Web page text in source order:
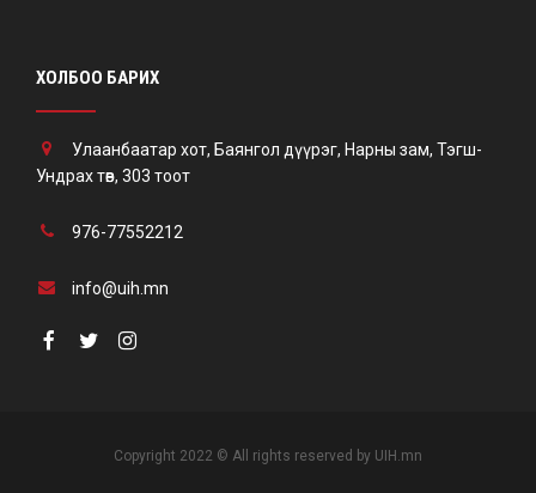
ХОЛБОО БАРИХ
Улаанбаатар хот, Баянгол дүүрэг, Нарны зам, Тэгш-
Ундрах төв, 303 тоот
976-77552212
info@uih.mn
Copyright 2022 © All rights reserved by UIH.mn